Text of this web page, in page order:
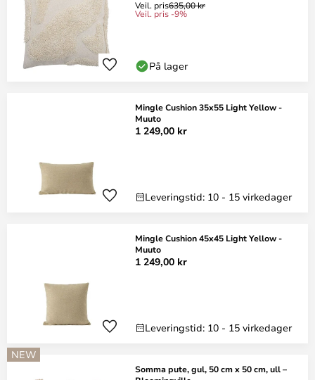
Veil. pris635,00 kr
Veil. pris -9%
På lager
Mingle Cushion 35x55 Light Yellow -
Muuto
1 249,00 kr
Leveringstid: 10 - 15 virkedager
Mingle Cushion 45x45 Light Yellow -
Muuto
1 249,00 kr
Leveringstid: 10 - 15 virkedager
NEW
Somma pute, gul, 50 cm x 50 cm, ull –